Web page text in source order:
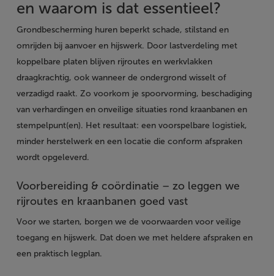
en waarom is dat essentieel?
Grondbescherming huren beperkt schade, stilstand en
omrijden bij aanvoer en hijswerk. Door lastverdeling met
koppelbare platen blijven rijroutes en werkvlakken
draagkrachtig, ook wanneer de ondergrond wisselt of
verzadigd raakt. Zo voorkom je spoorvorming, beschadiging
van verhardingen en onveilige situaties rond kraanbanen en
stempelpunt(en). Het resultaat: een voorspelbare logistiek,
minder herstelwerk en een locatie die conform afspraken
wordt opgeleverd.
Voorbereiding & coördinatie – zo leggen we
rijroutes en kraanbanen goed vast
Voor we starten, borgen we de voorwaarden voor veilige
toegang en hijswerk. Dat doen we met heldere afspraken en
een praktisch legplan.